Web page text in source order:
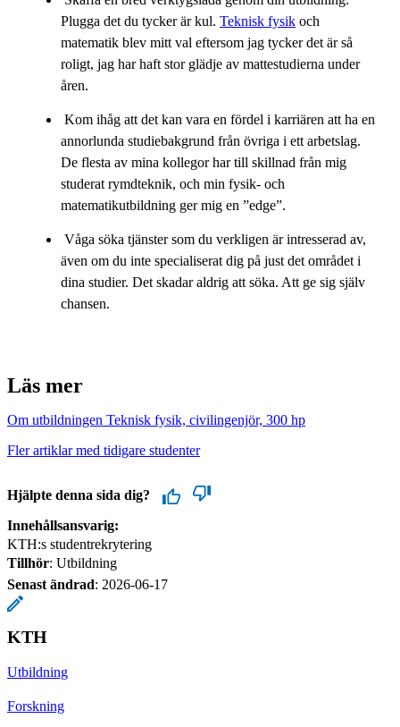
Plugga det du tycker är kul. Teknisk fysik och
matematik blev mitt val eftersom jag tycker det är så
roligt, jag har haft stor glädje av mattestudierna under
åren.
Kom ihåg att det kan vara en fördel i karriären att ha en
annorlunda studiebakgrund från övriga i ett arbetslag.
De flesta av mina kollegor har till skillnad från mig
studerat rymdteknik, och min fysik- och
matematikutbildning ger mig en ”edge”.
Våga söka tjänster som du verkligen är intresserad av,
även om du inte specialiserat dig på just det området i
dina studier. Det skadar aldrig att söka. Att ge sig själv
chansen.
Läs mer
Om utbildningen Teknisk fysik, civilingenjör, 300 hp
Fler artiklar med tidigare studenter
Hjälpte denna sida dig?
Innehållsansvarig:
KTH:s studentrekrytering
Tillhör: Utbildning
Senast ändrad: 2026-06-17
KTH
Utbildning
Forskning